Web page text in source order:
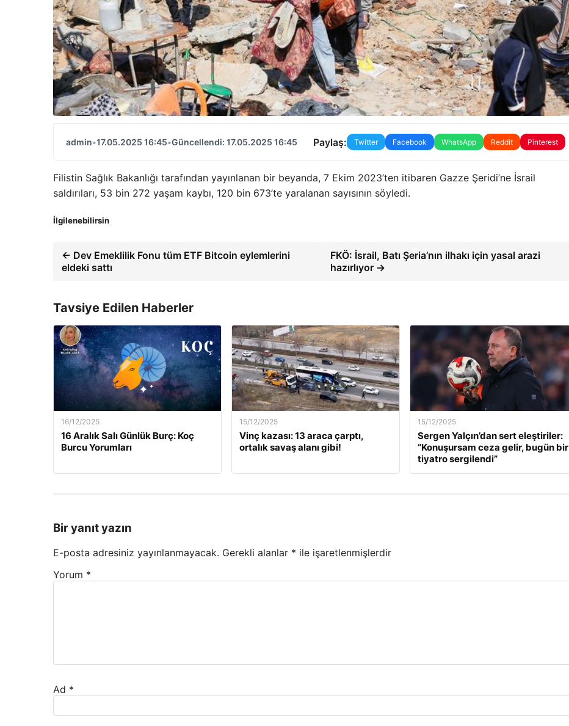
admin•17.05.2025 16:45•Güncellendi: 17.05.2025 16:45 Paylaş: Twitter Facebook WhatsApp Reddit Pinterest
Filistin Sağlık Bakanlığı tarafından yayınlanan bir beyanda, 7 Ekim 2023’ten itibaren Gazze Şeridi’ne İsrail
saldırıları, 53 bin 272 yaşam kaybı, 120 bin 673’te yaralanan sayısının söyledi.
İlgilenebilirsin
← Dev Emeklilik Fonu tüm ETF Bitcoin eylemlerini
eldeki sattı
FKÖ: İsrail, Batı Şeria’nın ilhakı için yasal arazi
hazırlıyor →
Tavsiye Edilen Haberler
16/12/2025
16 Aralık Salı Günlük Burç: Koç
Burcu Yorumları
15/12/2025
Vinç kazası: 13 araca çarptı,
ortalık savaş alanı gibi!
15/12/2025
Sergen Yalçın’dan sert eleştiriler:
“Konuşursam ceza gelir, bugün bir
tiyatro sergilendi”
Bir yanıt yazın
E-posta adresiniz yayınlanmayacak. Gerekli alanlar * ile işaretlenmişlerdir
Yorum *
Ad *